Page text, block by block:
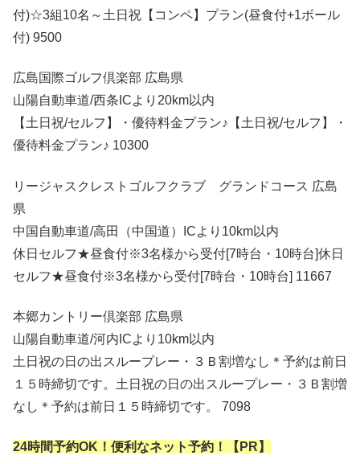
付)☆3組10名～土日祝【コンペ】プラン(昼食付+1ボール
付) 9500
広島国際ゴルフ倶楽部 広島県
山陽自動車道/西条ICより20km以内
【土日祝/セルフ】・優待料金プラン♪【土日祝/セルフ】・
優待料金プラン♪ 10300
リージャスクレストゴルフクラブ グランドコース 広島
県
中国自動車道/高田（中国道）ICより10km以内
休日セルフ★昼食付※3名様から受付[7時台・10時台]休日
セルフ★昼食付※3名様から受付[7時台・10時台] 11667
本郷カントリー倶楽部 広島県
山陽自動車道/河内ICより10km以内
土日祝の日の出スループレー・３Ｂ割増なし＊予約は前日
１５時締切です。土日祝の日の出スループレー・３Ｂ割増
なし＊予約は前日１５時締切です。 7098
24時間予約OK！便利なネット予約！【PR】